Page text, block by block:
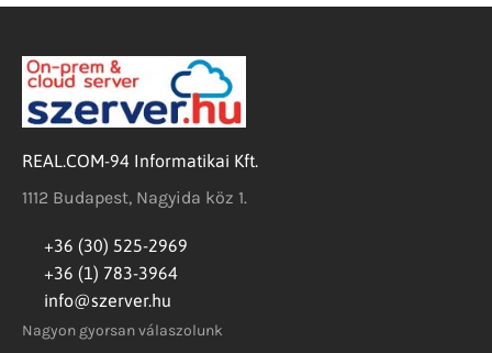
REAL.COM-94 Informatikai Kft.
1112 Budapest, Nagyida köz 1.
+36 (30) 525-2969
+36 (1) 783-3964
info@szerver.hu
Nagyon gyorsan válaszolunk